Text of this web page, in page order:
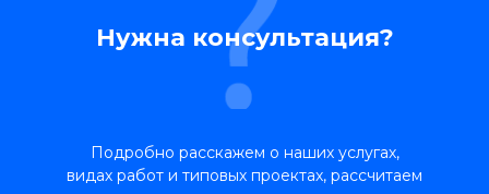
Нужна консультация?
Подробно расскажем о наших услугах,
видах работ и типовых проектах, рассчитаем